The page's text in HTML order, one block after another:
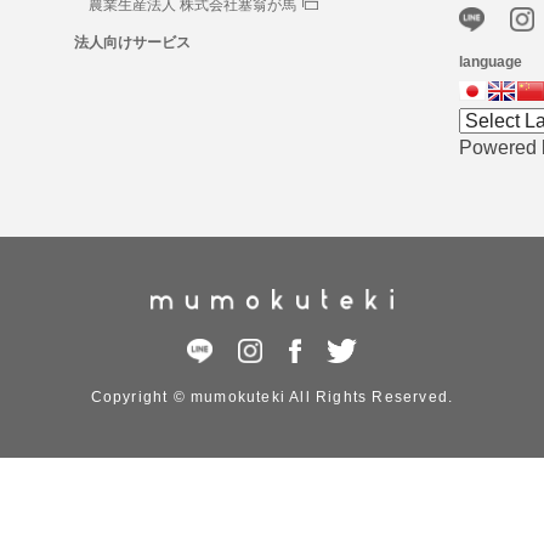
農業生産法人 株式会社塞翁が馬
法人向けサービス
language
Powered
Copyright © mumokuteki All Rights Reserved.